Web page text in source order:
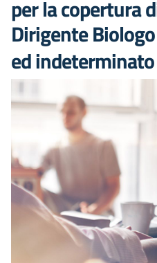
per la copertura
Dirigente
ed indeterminato